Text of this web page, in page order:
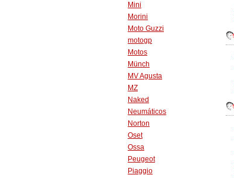
Mini
Morini
Moto Guzzi
motogp
Motos
Münch
MV Agusta
MZ
Naked
Neumáticos
Norton
Oset
Ossa
Peugeot
Piaggio